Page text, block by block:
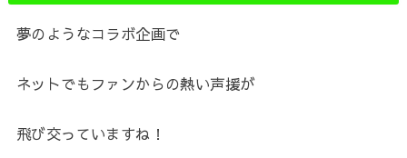
夢のようなコラボ企画で
ネットでもファンからの熱い声援が
飛び交っていますね！